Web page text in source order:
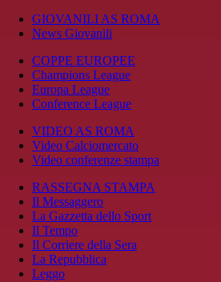
GIOVANILI AS ROMA
News Giovanili
COPPE EUROPEE
Champions League
Europa League
Conference League
VIDEO AS ROMA
Video Calciomercato
Video conferenze stampa
RASSEGNA STAMPA
Il Messaggero
La Gazzetta dello Sport
Il Tempo
Il Corriere della Sera
La Repubblica
Leggo